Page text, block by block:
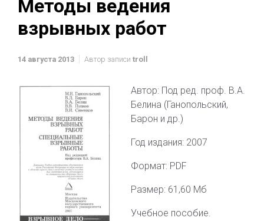
Методы ведения
взрывных работ
14 августа 2013 Автор записи troll
Автор: Под ред. проф. В.А.
Белина (Ганопольский,
Барон и др.)
Год издания: 2007
Формат: PDF
Размер: 61,60 Мб
Учебное пособие.